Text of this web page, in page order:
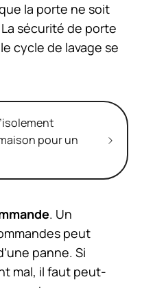
la porte ne soit
sécurité de porte
cycle de lavage se
pour un
. Un
peut
panne. Si
mal, il faut peut-